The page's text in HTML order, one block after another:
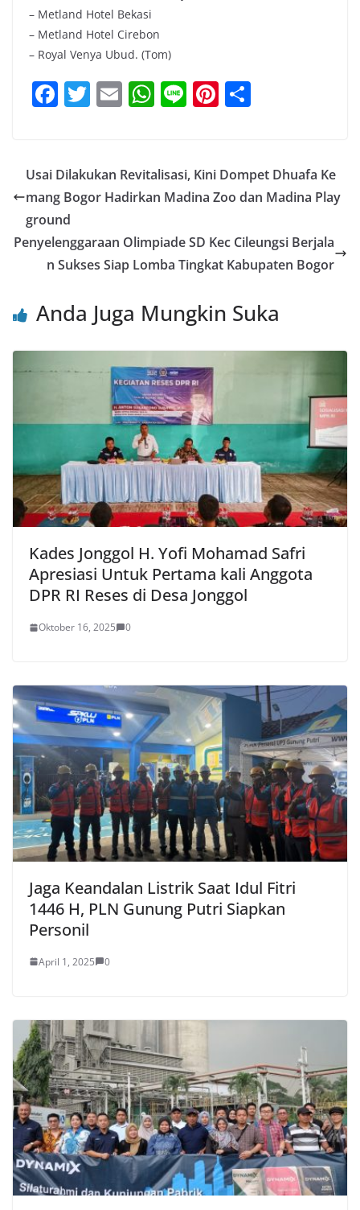
– Metland Hotel Bekasi
– Metland Hotel Cirebon
– Royal Venya Ubud. (Tom)
F
e
b
o
o
k
T
er
E
l
W
s
A
p
Li Pi
e
st
e
Usai Dilakukan Revitalisasi, Kini Dompet Dhuafa Ke
mang Bogor Hadirkan Madina Zoo dan Madina Play
ground
Penyelenggaraan Olimpiade SD Kec Cileungsi Berjala
n Sukses Siap Lomba Tingkat Kabupaten Bogor
Anda Juga Mungkin Suka
Kades Jonggol H. Yofi Mohamad Safri
Apresiasi Untuk Pertama kali Anggota
DPR RI Reses di Desa Jonggol
Oktober 16, 2025 0
Jaga Keandalan Listrik Saat Idul Fitri
1446 H, PLN Gunung Putri Siapkan
Personil
April 1, 2025 0